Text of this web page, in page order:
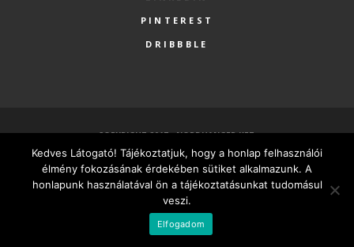
PINTEREST
DRIBBBLE
COPYRIGHT 2017 - NORDHANGER KFT.
FŐOLDAL SZOLGÁLTATÁSOK RÓLUNK PARTNEREK
KAPCSOLAT MINDEN VÁLLALKOZÁSNAK LEGYEN SAJÁT HONLAPJA
MAGYAR
Kedves Látogató! Tájékoztatjuk, hogy a honlap felhasználói
élmény fokozásának érdekében sütiket alkalmazunk. A
honlapunk használatával ön a tájékoztatásunkat tudomásul
veszi.
Elfogadom